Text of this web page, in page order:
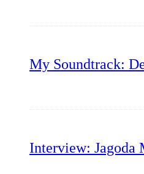
My Soundtrack:
Interview: Jagoda